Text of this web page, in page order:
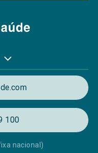
100
nacional)